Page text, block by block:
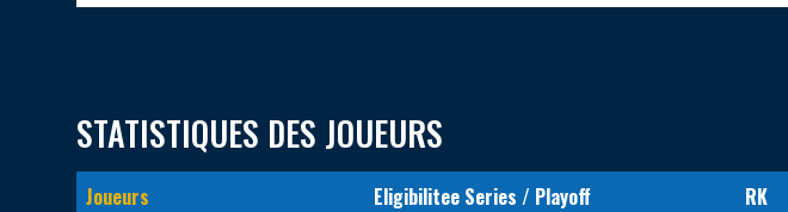
STATISTIQUES DES JOUEURS
Joueurs Eligibilitee Series / Playoff RK